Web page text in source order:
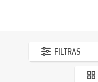
FILTRAS